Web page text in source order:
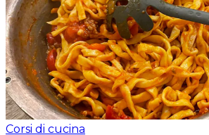
Corsi di cucina